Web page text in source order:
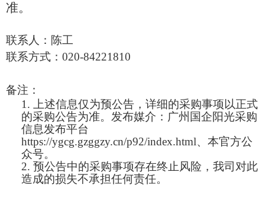
准。
联系人： 陈工
联系方式： 020-84221810
备注：
1.
上述信息仅为预公告，详细的采购事项以正式
的采购公告为准。发布媒介：广州国企阳光采购
信息发布平台
https://ygcg.gzggzy.cn/p92/index.html、本官方公
众号。
2. 预公告中的采购事项存在终止风险，我司对此
造成的损失不承担任何责任。